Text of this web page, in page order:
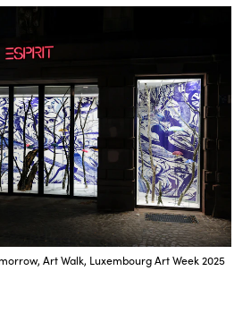
Art Walk, Luxembourg Art Week 2025